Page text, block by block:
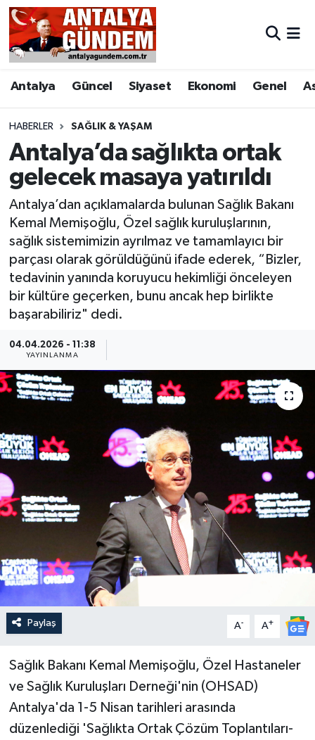
Antalya Güncel Siyaset Ekonomi Genel
HABERLER SAĞLIK & YAŞAM
Antalya’da sağlıkta ortak
gelecek masaya yatırıldı
Antalya’dan açıklamalarda bulunan Sağlık Bakanı
Kemal Memişoğlu, Özel sağlık kuruluşlarının,
sağlık sistemimizin ayrılmaz ve tamamlayıcı bir
parçası olarak görüldüğünü ifade ederek, “Bizler,
tedavinin yanında koruyucu hekimliği önceleyen
bir kültüre geçerken, bunu ancak hep birlikte
başarabiliriz" dedi.
04.04.2026 - 11:38
YAYINLANMA
Paylaş A- A+
Sağlık Bakanı Kemal Memişoğlu, Özel Hastaneler
ve Sağlık Kuruluşları Derneği'nin (OHSAD)
Antalya'da 1-5 Nisan tarihleri arasında
düzenlediği 'Sağlıkta Ortak Çözüm Toplantıları-
Antalya
Asayiş
Bilim & Teknoloji
Bölge
EĞİTİM
Ekonomi
Görüntülü Haber
Güncel
Kültür & Sanat
Resmi İlan
Siyaset
Spor
Antalya Nöbetçi Eczaneler
Antalya Hava Durumu
Antalya Namaz Vakitleri
Antalya Trafik Yoğunluk Haritası
Süper Lig Puan Durumu ve Fikstür
Tüm Manşetler
Son Dakika Haberleri
Haber Arşivi